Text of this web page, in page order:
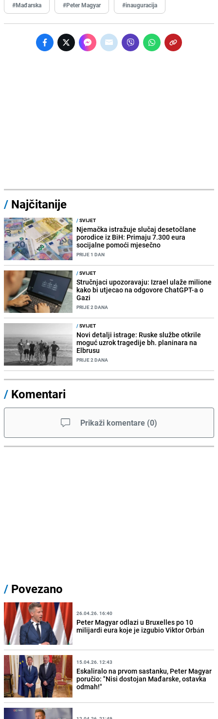
#Mađarska #Peter Magyar #inauguracija
/ Najčitanije
/SVIJET
Njemačka istražuje slučaj desetočlane
porodice iz BiH: Primaju 7.300 eura
socijalne pomoći mjesečno
PRIJE 1 DAN
/SVIJET
Stručnjaci upozoravaju: Izrael ulaže milione
kako bi utjecao na odgovore ChatGPT-a o
Gazi
PRIJE 2 DANA
/SVIJET
Novi detalji istrage: Ruske službe otkrile
moguć uzrok tragedije bh. planinara na
Elbrusu
PRIJE 2 DANA
/ Komentari
Prikaži komentare (0)
/ Povezano
26.04.26. 16:40
Peter Magyar odlazi u Bruxelles po 10
milijardi eura koje je izgubio Viktor Orbán
15.04.26. 12:43
Eskaliralo na prvom sastanku, Peter Magyar
poručio: "Nisi dostojan Mađarske, ostavka
odmah!"